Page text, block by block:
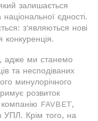
залишається
єдності.
з'являються нові
конкуренція.
адже ми станемо
та несподіваних
минулорічного
розвиток
компанію FAVBET,
УПЛ. Крім того, на